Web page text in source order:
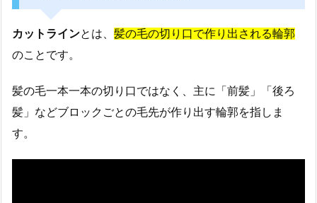
カットラインとは、 髪の毛の切り口で作り出される輪郭
のことです。
髪の毛一本一本の切り口ではなく、主に「前髪」「後ろ
髪」などブロックごとの毛先が作り出す輪郭を指しま
す。